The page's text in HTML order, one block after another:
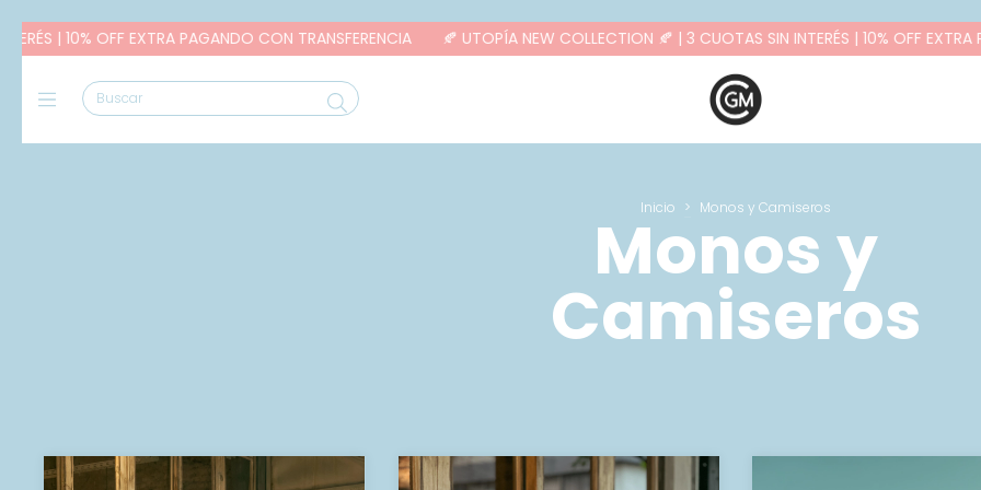
OFF EXTRA PAGANDO CON TRANSFERENCIA 🍂 UTOPÍA NEW COLLECTION 🍂 | 3 CUOTAS SIN INTERÉS | 10% OFF EXTRA
Inicio > Monos y Camiseros
Monos y
Camiseros